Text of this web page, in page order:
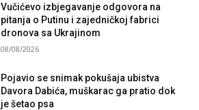
Vučićevo izbjegavanje odgovora na
pitanja o Putinu i zajedničkoj fabrici
dronova sa Ukrajinom
08/08/2026
Pojavio se snimak pokušaja ubistva
Davora Dabića, muškarac ga pratio dok
je šetao psa